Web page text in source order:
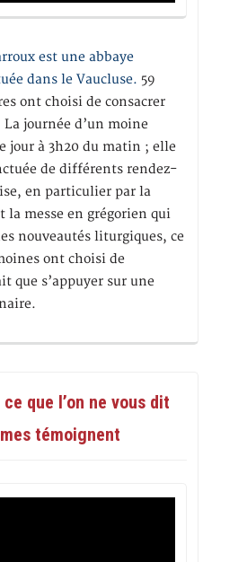
est une abbaye
dans le Vaucluse. 59
ont choisi de consacrer
journée d’un moine
jour à 3h20 du matin ; elle
de différents rendez-
en particulier par la
la messe en grégorien qui
nouveautés liturgiques, ce
ont choisi de
que s’appuyer sur une
que l’on ne vous dit
témoignent